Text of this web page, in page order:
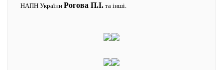
НАПН України Рогова П.І. та інші.